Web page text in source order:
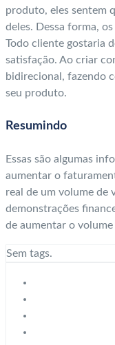
produto, eles sentem
deles. Dessa forma,
Todo cliente gostaria
satisfação. Ao criar
bidirecional, fazendo
seu produto.
Resumindo
Essas são algumas
aumentar o
real de um volume de
demonstrações
de aumentar o
Sem tags.